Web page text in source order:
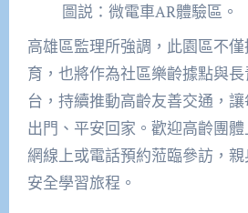
圖説：微電車AR體驗區。
高雄區監理所強調，此園區不
育，也將作為社區樂齡據點與
台，持續推動高齡友善交通，
出門、平安回家。歡迎高齡團
網線上或電話預約蒞臨參訪，
安全學習旅程。